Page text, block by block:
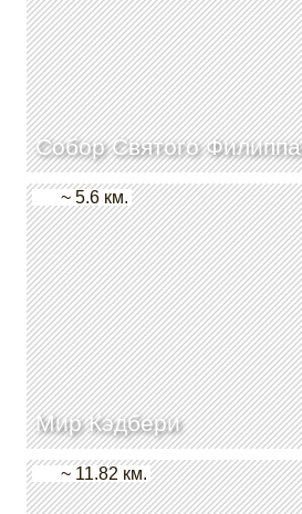
Собор Святого Филиппа
Мир Кэдбери
~ 5.6 км.
~ 11.82 км.